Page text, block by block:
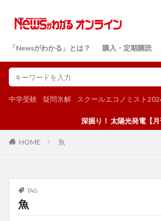
「Newsがわかる」とは？ 購入・定期購読
中学受験 疑問氷解 スクールエコノミスト
深掘り！ 太陽光発電【月
HOME 魚
TAG
魚
検索